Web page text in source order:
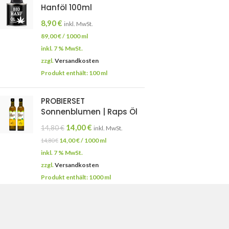
Hanföl 100ml
8,90€ inkl. MwSt.
89,00€/ 1000 ml
inkl. 7 % MwSt.
zzgl.Versandkosten
Produkt enthält: 100ml
PROBIERSET
Sonnenblumen | Raps Öl
14,80€ 14,00€ inkl. MwSt.
14,80€ 14,00€/ 1000 ml
inkl. 7 % MwSt.
zzgl.Versandkosten
Produkt enthält: 1000ml